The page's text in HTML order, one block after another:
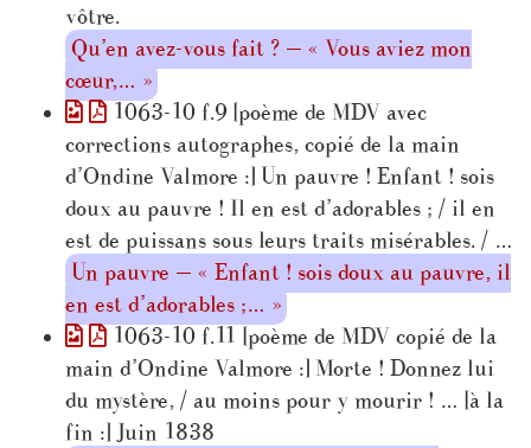
vôtre.
Qu’en avez-vous fait ? — « Vous aviez mon
cœur,… »
1063-10 f.9 [poème de MDV avec
corrections autographes, copié de la main
d’Ondine Valmore :] Un pauvre ! Enfant ! sois
doux au pauvre ! Il en est d’adorables ; / il en
est de puissans sous leurs traits misérables. / …
Un pauvre — « Enfant ! sois doux au pauvre, il
en est d’adorables ;… »
1063-10 f.11 [poème de MDV copié de la
main d’Ondine Valmore :] Morte ! Donnez lui
du mystère, / au moins pour y mourir ! … [à la
fin :] Juin 1838